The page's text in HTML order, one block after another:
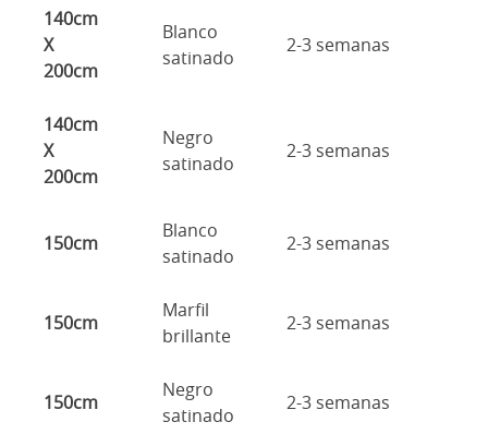
140cm
X
200cm
Blanco
satinado
2-3 semanas
140cm
X
200cm
Negro
satinado
2-3 semanas
150cm
Blanco
satinado
2-3 semanas
150cm
Marfil
brillante
2-3 semanas
150cm
Negro
satinado
2-3 semanas